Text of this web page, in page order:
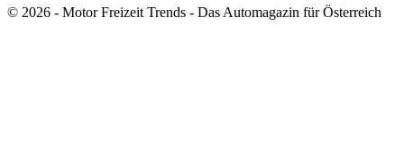
© 2026 - Motor Freizeit Trends - Das Automagazin für Österreich